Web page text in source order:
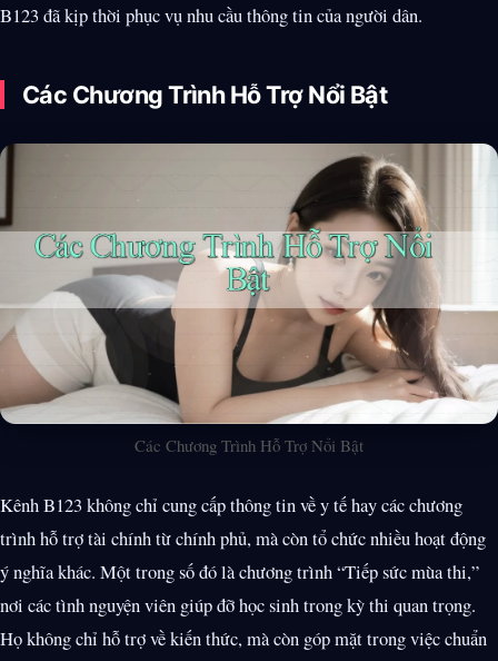
B123 đã kịp thời phục vụ nhu cầu thông tin của người dân.
Các Chương Trình Hỗ Trợ Nổi Bật
Các Chương Trình Hỗ Trợ Nổi Bật
Kênh B123 không chỉ cung cấp thông tin về y tế hay các chương
trình hỗ trợ tài chính từ chính phủ, mà còn tổ chức nhiều hoạt động
ý nghĩa khác. Một trong số đó là chương trình “Tiếp sức mùa thi,”
nơi các tình nguyện viên giúp đỡ học sinh trong kỳ thi quan trọng.
Họ không chỉ hỗ trợ về kiến thức, mà còn góp mặt trong việc chuẩn